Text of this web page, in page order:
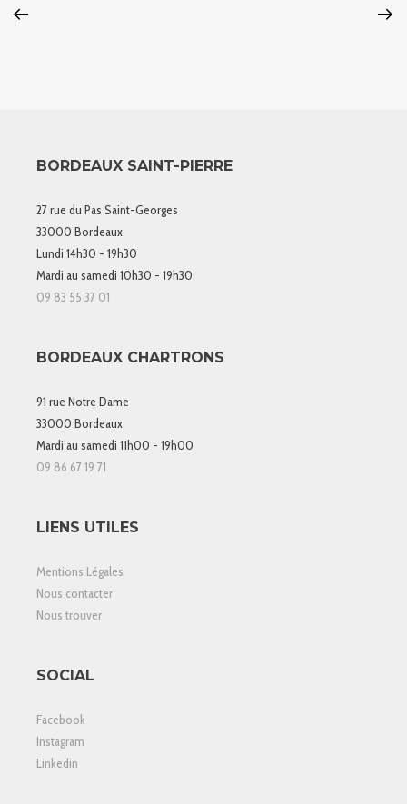
BORDEAUX SAINT-PIERRE
27 rue du Pas Saint-Georges
33000 Bordeaux
Lundi 14h30 - 19h30
Mardi au samedi 10h30 - 19h30
09 83 55 37 01
BORDEAUX CHARTRONS
91 rue Notre Dame
33000 Bordeaux
Mardi au samedi 11h00 - 19h00
09 86 67 19 71
LIENS UTILES
Mentions Légales
Nous contacter
Nous trouver
SOCIAL
Facebook
Instagram
Linkedin